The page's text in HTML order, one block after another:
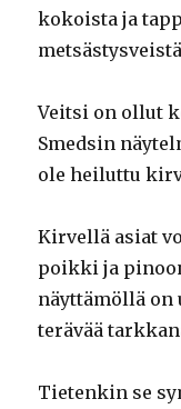
kokoista ja
Veitsi on ollut
Smedsin
ole heiluttu
Kirvellä asiat
poikki ja
näyttämöllä
terävää
Tietenkin se